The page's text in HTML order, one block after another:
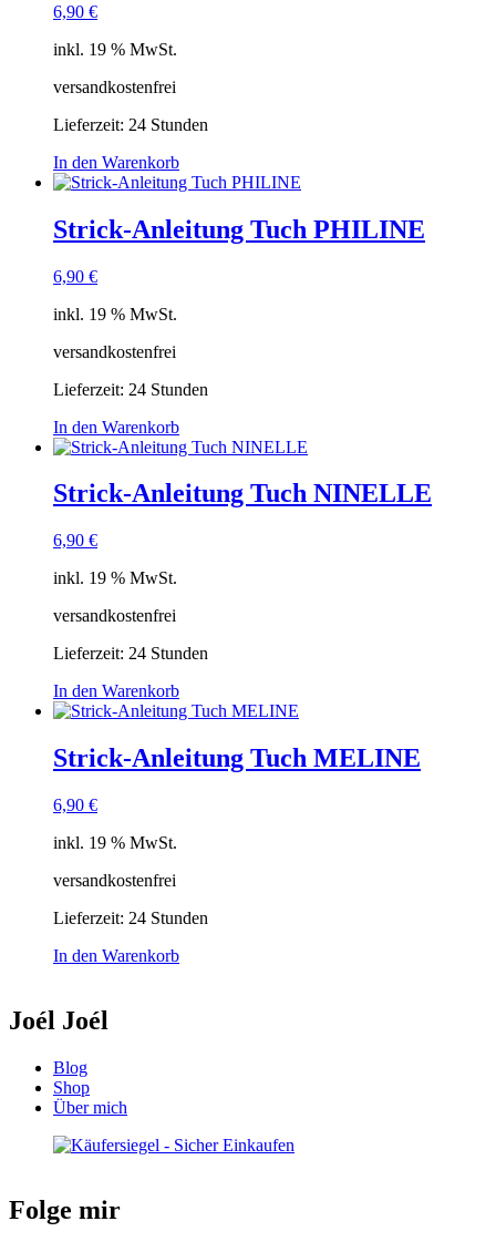
6,90 €
inkl. 19 % MwSt.
versandkostenfrei
Lieferzeit: 24 Stunden
In den Warenkorb
Strick-Anleitung Tuch PHILINE
6,90 €
inkl. 19 % MwSt.
versandkostenfrei
Lieferzeit: 24 Stunden
In den Warenkorb
Strick-Anleitung Tuch NINELLE
6,90 €
inkl. 19 % MwSt.
versandkostenfrei
Lieferzeit: 24 Stunden
In den Warenkorb
Strick-Anleitung Tuch MELINE
6,90 €
inkl. 19 % MwSt.
versandkostenfrei
Lieferzeit: 24 Stunden
In den Warenkorb
Joél Joél
Blog
Shop
Über mich
Folge mir